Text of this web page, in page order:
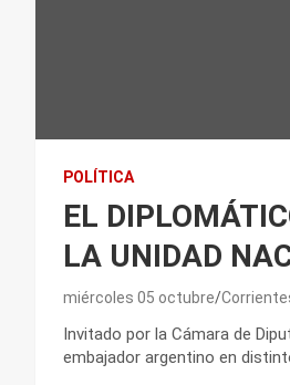
POLÍTICA
EL
LA UNIDAD
miércoles 05 octubre
Invitado por la Cámara de
embajador argentino en